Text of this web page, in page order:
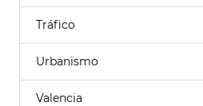
Tráfico
Urbanismo
Valencia